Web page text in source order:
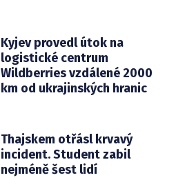
Kyjev provedl útok na
logistické centrum
Wildberries vzdálené 2000
km od ukrajinských hranic
Thajskem otřásl krvavý
incident. Student zabil
nejméně šest lidí